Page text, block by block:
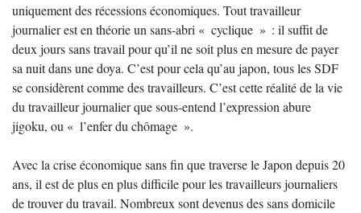
uniquement des récessions économiques. Tout travailleur
journalier est en théorie un sans-abri « cyclique » : il suffit de
deux jours sans travail pour qu’il ne soit plus en mesure de payer
sa nuit dans une doya. C’est pour cela qu’au japon, tous les SDF
se considèrent comme des travailleurs. C’est cette réalité de la vie
du travailleur journalier que sous-entend l’expression abure
jigoku, ou « l’enfer du chômage ».
Avec la crise économique sans fin que traverse le Japon depuis 20
ans, il est de plus en plus difficile pour les travailleurs journaliers
de trouver du travail. Nombreux sont devenus des sans domicile